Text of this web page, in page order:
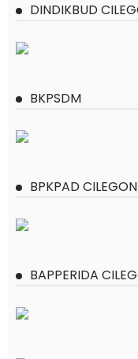
DINDIKBUD
BKPSDM
BPKPAD CILEGON
BAPPERIDA